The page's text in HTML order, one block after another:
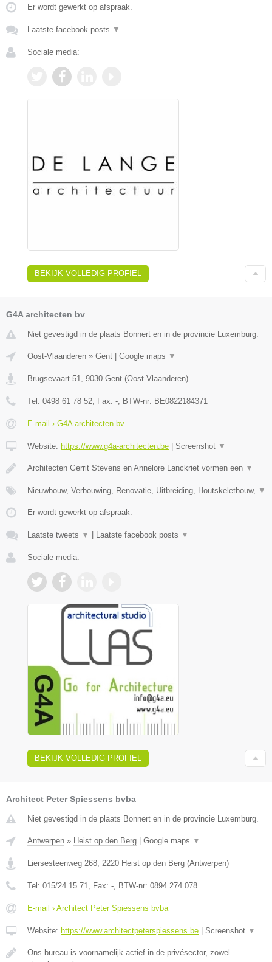
Er wordt gewerkt op afspraak.
Laatste facebook posts ▼
Sociale media:
BEKIJK VOLLEDIG PROFIEL
G4A architecten bv
Niet gevestigd in de plaats Bonnert en in de provincie Luxemburg.
Oost-Vlaanderen » Gent Google maps ▼
Brugsevaart 51 9030 Gent (Oost-Vlaanderen)
Tel: 0498 61 78 52 , Fax: - , BTW-nr: BE0822184371
E-mail › G4A architecten bv
Website: https://www.g4a-architecten.be Screenshot ▼
Architecten Gerrit Stevens en Annelore Lanckriet vormen een ▼
Nieuwbouw, Verbouwing, Renovatie, Uitbreiding, Houtskeletbouw, ▼
Er wordt gewerkt op afspraak.
Laatste tweets ▼ Laatste facebook posts ▼
Sociale media:
BEKIJK VOLLEDIG PROFIEL
Architect Peter Spiessens bvba
Niet gevestigd in de plaats Bonnert en in de provincie Luxemburg.
Antwerpen » Heist op den Berg Google maps ▼
Liersesteenweg 268, 2220 Heist op den Berg (Antwerpen)
Tel: 015/24 15 71, Fax: -, BTW-nr: 0894.274.078
E-mail › Architect Peter Spiessens bvba
Website: https://www.architectpeterspiessens.be Screenshot ▼
Ons bureau is voornamelijk actief in de privésector, zowel